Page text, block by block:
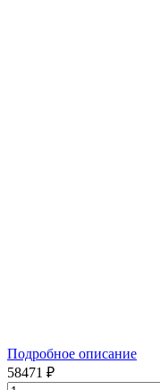
Подробное описание
58471 ₽